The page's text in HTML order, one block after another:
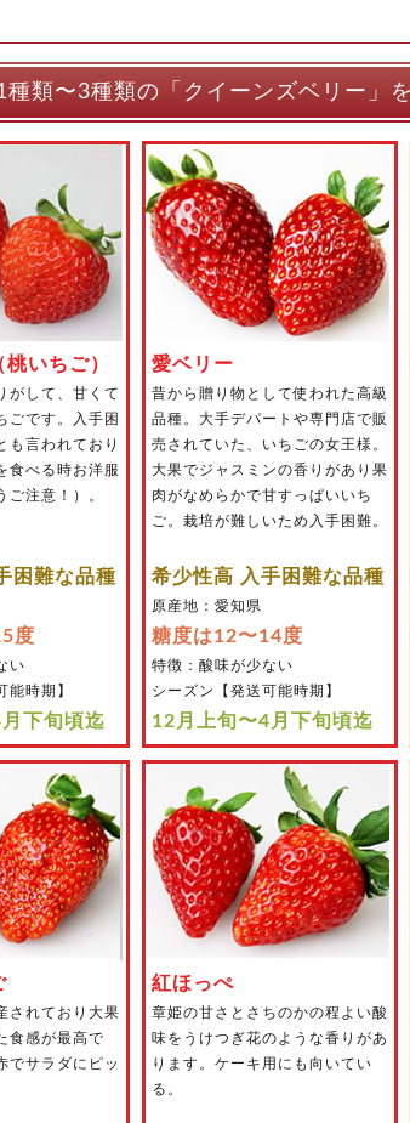
種類〜3種類の「クイーンズベリー」
いちご）
がして、甘くて
ごです。入手困
も言われており
食べる時お洋服
ご注意！）。
困難な品種
度
い
能時期】
下旬頃迄
愛ベリー
昔から贈り物として使われた高級
品種。大手デパートや専門店で販
売されていた、いちごの女王様。
大果でジャスミンの香りがあり果
肉がなめらかで甘すっぱいいち
ご。栽培が難しいため入手困難。
希少性高 入手困難な品種
原産地：愛知県
糖度は12〜14度
特徴：酸味が少ない
シーズン【発送可能時期】
12月上旬〜4月下旬頃迄
されており大果
食感が最高で
でサラダにピッ
紅ほっぺ
章姫の甘さとさちのかの程よい酸
味をうけつぎ花のような香りがあ
ります。ケーキ用にも向いてい
る。